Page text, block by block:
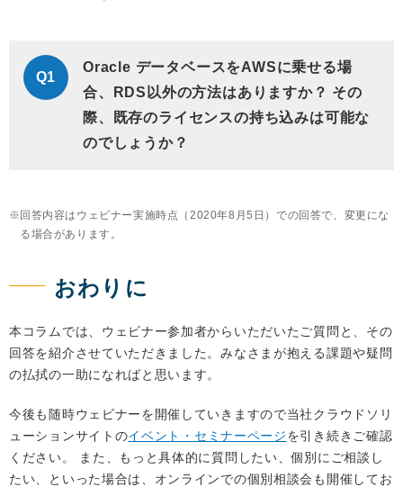
Q1
Oracle データベースをAWSに乗せる場
合、RDS以外の方法はありますか？ その
際、既存のライセンスの持ち込みは可能な
のでしょうか？
回答内容はウェビナー実施時点（2020年8月5日）での回答で、変更にな
る場合があります。
おわりに
本コラムでは、ウェビナー参加者からいただいたご質問と、その
回答を紹介させていただきました。みなさまが抱える課題や疑問
の払拭の一助になればと思います。
今後も随時ウェビナーを開催していきますので当社クラウドソリ
ューションサイトのイベント・セミナーページを引き続きご確認
ください。 また、もっと具体的に質問したい、個別にご相談し
たい、といった場合は、オンラインでの個別相談会も開催してお